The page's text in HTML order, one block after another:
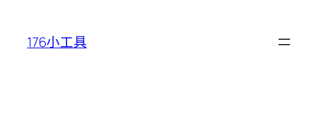
176小工具